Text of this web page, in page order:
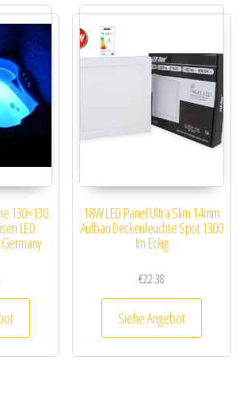
130×130
LED
18W LED Panel Ultra Slim 14mm
Aufbau Deckenleuchte Spot 1300
lm Eckig
€22.38
Siehe Angebot